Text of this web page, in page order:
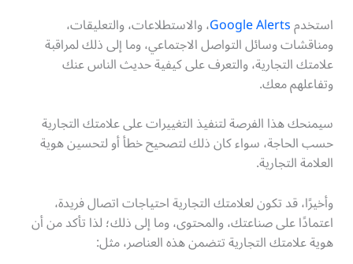
استخدمGoogle Alerts، والاستطلاعات، والتعليقات،
ومناقشات وسائل التواصل الاجتماعي، وما إلى ذلك لمراقبة
علامتك التجارية، والتعرف على كيفية حديث الناس عنك
وتفاعلهم معك.
سيمنحك هذا الفرصة لتنفيذ التغييرات على علامتك التجارية
حسب الحاجة، سواء كان ذلك لتصحيح خطأ أو لتحسين هوية
العلامة التجارية.
وأخيرًا، قد تكون لعلامتك التجارية احتياجات اتصال فريدة،
اعتمادًا على صناعتك، والمحتوى، وما إلى ذلك؛ لذا تأكد من أن
هوية علامتك التجارية تتضمن هذه العناصر، مثل: